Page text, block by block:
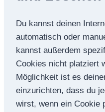
Du kannst deinen
automatisch oder
kannst außerdem
Cookies nicht platziert
Möglichkeit ist es
einzurichten, dass du
wirst, wenn ein Cookie